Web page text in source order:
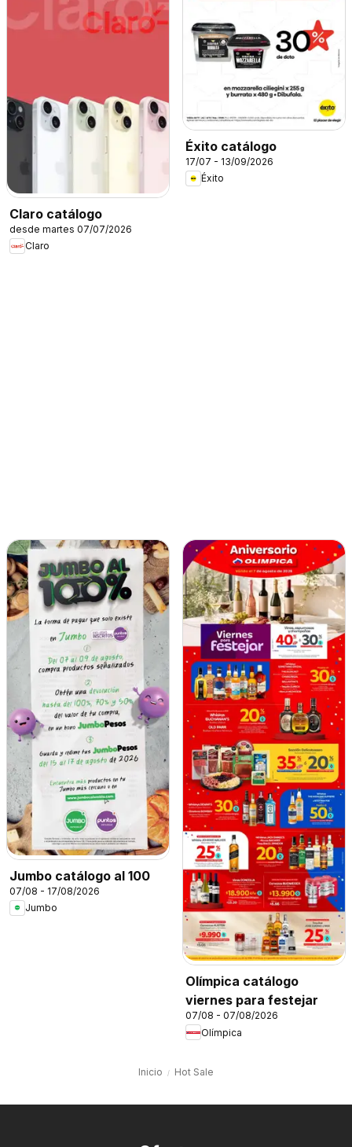
Claro catálogo
desde martes 07/07/2026
Claro
Éxito catálogo
17/07 - 13/09/2026
Éxito
Jumbo catálogo al 100
07/08 - 17/08/2026
Jumbo
Olímpica catálogo
viernes para festejar
07/08 - 07/08/2026
Olímpica
Inicio Hot Sale